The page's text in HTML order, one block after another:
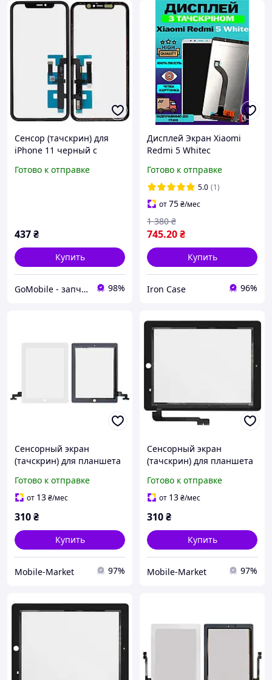
Сенсор (тачскрин) для
iPhone 11 черный с
оригинал (Китай)
Готово к отправке
437₴
Купить
GoMobile - запчасти для мобильных телефонов и планшетов. 98%
Дисплей Экран Xiaomi
Redmi 5 Whiteс
Ксиоми Редми 5 белый
Готово к отправке
5.0 (1)
от75₴/мес
745.20₴
1 380 ₴
Купить
Iron Case 96%
Сенсорный экран
(тачскрин) для планшета
Готово к отправке
от 13₴/мес
310₴
Купить
Mobile-Market 97%
Сенсорный экран
(тачскрин) для планшета
Готово к отправке
от 13₴/мес
310₴
Купить
Mobile-Market 97%